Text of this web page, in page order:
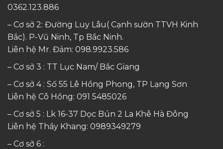
0362.123.886
– Cơ sở 2: Đường Luy Lâu( Cạnh sườn TTVH Kinh
Bắc). P-Vũ Ninh, Tp Bắc Ninh.
Liên hệ Mr. Đảm: 098.9923.586
– Cơ sở 3 : TT Lục Nam/ Bắc Giang
– Cơ sở 4 : Số 55 Lê Hồng Phong, TP Lạng Sơn
Liên hệ Cô Hồng: 091 5485026
– Cơ sở 5 : Lk 16-37 Dọc Bún 2 La Khê Hà Đông
Liên hệ Thầy Khang: 0989349279
– Cơ sở 6 :